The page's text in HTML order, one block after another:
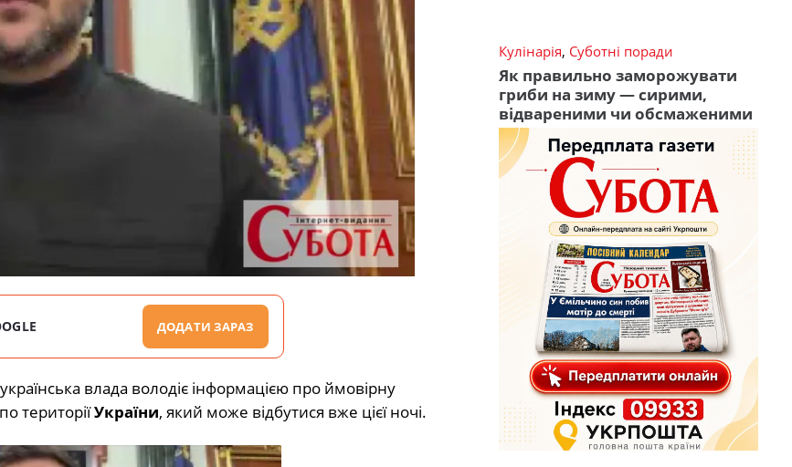
ДОДАТИ ЗАРАЗ
влада володіє інформацією про ймовірну
територіїУкраїни, який може відбутися вже цієї ночі.
Кулінарія, Суботні поради
Як правильно заморожувати
гриби на зиму — сирими,
відвареними чи обсмаженими